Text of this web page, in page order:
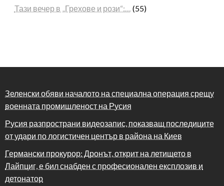
Тази вечер в „Грехове и рози“:… (55)
Зеленски обяви началото на специална операция срещу
военната промишленост на Русия
Русия разпространи видеозапис, показващ последиците
от удари по логистичен център в района на Киев
Германски прокурор: Дронът, открит на летището в
Лайпциг, е бил снабден с професионален експлозив и
детонатор